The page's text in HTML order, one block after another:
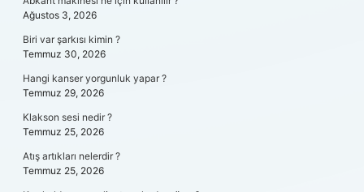
Ağustos 3, 2026
Biri var şarkısı kimin ?
Temmuz 30, 2026
Hangi kanser yorgunluk yapar ?
Temmuz 29, 2026
Klakson sesi nedir ?
Temmuz 25, 2026
Atış artıkları nelerdir ?
Temmuz 25, 2026